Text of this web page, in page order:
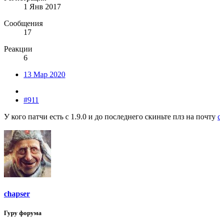
1 Янв 2017
Сообщения
17
Реакции
6
13 Мар 2020
#911
У кого патчи есть с 1.9.0 и до последнего скиньте плз на почту
chapser
Гуру форума